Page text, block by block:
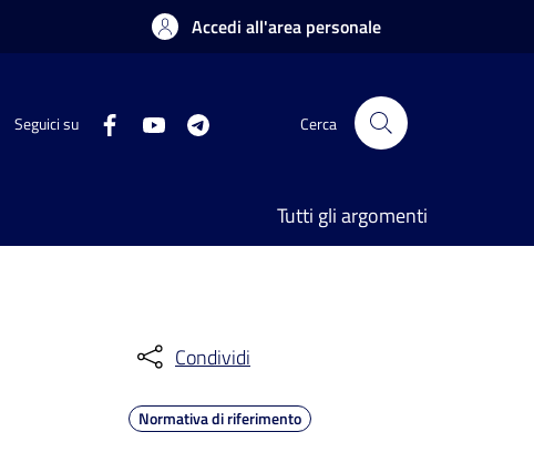
Accedi all'area personale
Seguici su Cerca
Tutti gli argomenti
Condividi
Normativa di riferimento